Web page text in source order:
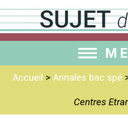
Accueil > Annales bac spé
Centres